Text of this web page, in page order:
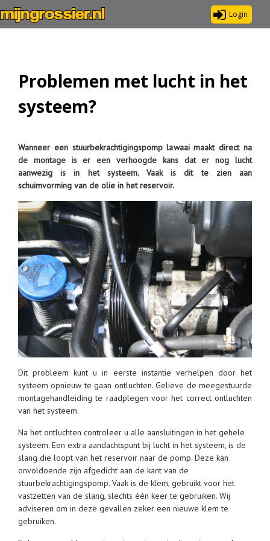
Login
Problemen met lucht in het
systeem?
Wanneer een stuurbekrachtigingspomp lawaai maakt direct na
de montage is er een verhoogde kans dat er nog lucht
aanwezig is in het systeem. Vaak is dit te zien aan
schuimvorming van de olie in het reservoir.
Dit probleem kunt u in eerste instantie verhelpen door het
systeem opnieuw te gaan ontluchten. Gelieve de meegestuurde
montagehandleiding te raadplegen voor het correct ontluchten
van het systeem.
Na het ontluchten controleer u alle aansluitingen in het gehele
systeem. Een extra aandachtspunt bij lucht in het systeem, is de
slang die loopt van het reservoir naar de pomp. Deze kan
onvoldoende zijn afgedicht aan de kant van de
stuurbekrachtigingspomp. Vaak is de klem, gebruikt voor het
vastzetten van de slang, slechts één keer te gebruiken. Wij
adviseren om in deze gevallen zeker een nieuwe klem te
gebruiken.